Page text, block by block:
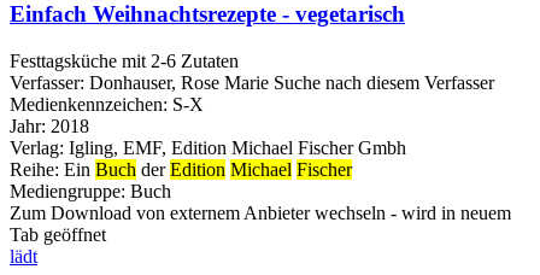
Einfach Weihnachtsrezepte - vegetarisch
Festtagsküche mit 2-6 Zutaten
Verfasser: Donhauser, Rose Marie Suche nach diesem Verfasser
Medienkennzeichen: S-X
Jahr: 2018
Verlag: Igling, EMF, Edition Michael Fischer Gmbh
Reihe: Ein Buch derEdition Michael Fischer
Mediengruppe: Buch
Zum Download von externem Anbieter wechseln - wird in neuem
Tab geöffnet
lädt